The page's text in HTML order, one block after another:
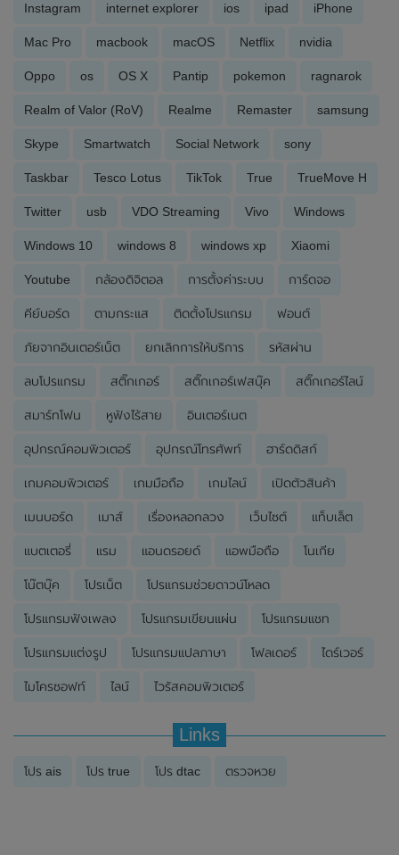
Instagram internet explorer ios ipad iPhone
Mac Pro macbook macOS Netflix nvidia
Oppo os OS X Pantip pokemon ragnarok
Realm of Valor (RoV) Realme Remaster samsung
Skype Smartwatch Social Network sony
Taskbar Tesco Lotus TikTok True TrueMove H
Twitter usb VDO Streaming Vivo Windows
Windows 10 windows 8 windows xp Xiaomi
Youtube กล้องดิจิตอล การตั้งค่าระบบ การ์ดจอ
คีย์บอร์ด ตามกระแส ติดตั้งโปรแกรม ฟอนต์
ภัยจากอินเตอร์เน็ต ยกเลิกการให้บริการ รหัสผ่าน
ลบโปรแกรม สติ๊กเกอร์ สติ๊กเกอร์เฟสบุ๊ค สติ๊กเกอร์ไลน์
สมาร์ทโฟน หูฟังไร้สาย อินเตอร์เนต
อุปกรณ์คอมพิวเตอร์ อุปกรณ์โทรศัพท์ ฮาร์ดดิสก์
เกมคอมพิวเตอร์ เกมมือถือ เกมไลน์ เปิดตัวสินค้า
เมนบอร์ด เมาส์ เรื่องหลอกลวง เว็บไซต์ แท็บเล็ต
แบตเตอรี่ แรม แอนดรอยด์ แอพมือถือ โนเกีย
โน๊ตบุ๊ค โปรเน็ต โปรแกรมช่วยดาวน์โหลด
โปรแกรมฟังเพลง โปรแกรมเขียนแผ่น โปรแกรมแชท
โปรแกรมแต่งรูป โปรแกรมแปลภาษา โฟลเดอร์ ไดร์เวอร์
ไมโครซอฟท์ ไลน์ ไวรัสคอมพิวเตอร์
Links
โปร ais โปร true โปร dtac ตรวจหวย